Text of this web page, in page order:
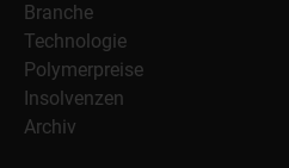
Branche
Technologie
Polymerpreise
Insolvenzen
Archiv